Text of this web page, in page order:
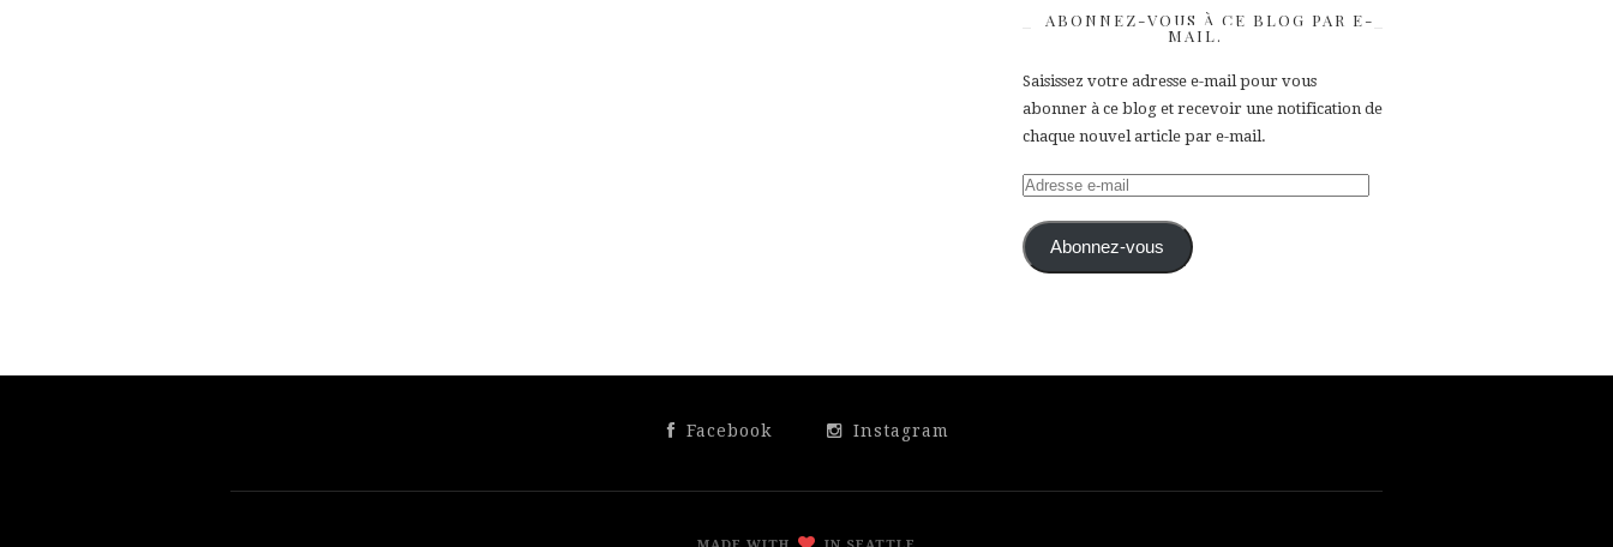
ABONNEZ-VOUS À CE BLOG PAR E-
MAIL.
Saisissez votre adresse e-mail pour vous
abonner à ce blog et recevoir une notification de
chaque nouvel article par e-mail.
Adresse
mail Abonnez-vous
Facebook Instagram